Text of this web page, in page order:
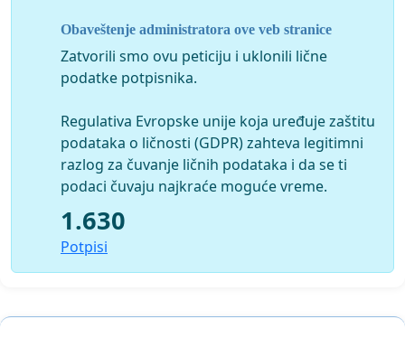
Obaveštenje administratora ove veb stranice
Zatvorili smo ovu peticiju i uklonili lične
podatke potpisnika.
Regulativa Evropske unije koja uređuje zaštitu
podataka o ličnosti (GDPR) zahteva legitimni
razlog za čuvanje ličnih podataka i da se ti
podaci čuvaju najkraće moguće vreme.
1.630
Potpisi